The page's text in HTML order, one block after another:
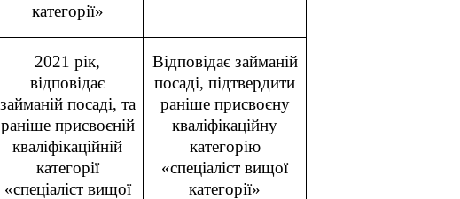
категорії»
2021 рік,
відповідає
займаній посаді, та
раніше присвоєній
кваліфікаційній
категорії
«спеціаліст вищої
Відповідає займаній
посаді, підтвердити
раніше присвоєну
кваліфікаційну
категорію
«спеціаліст вищої
категорії»